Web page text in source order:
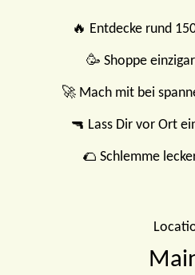
🔥 Entdecke rund
🥳 Shoppe
🚀 Mach mit bei
🔫 Lass Dir vor Ort
🌮 Schlemme